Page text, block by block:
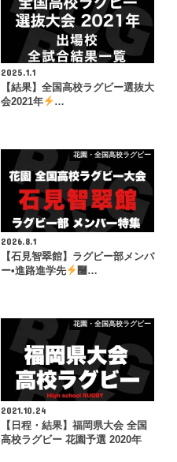
2025.1.1
【結果】全国高校ラグビー選抜大
会2021年
…
花園・全国高校ラグビー
2026.8.1
【石見智翠館】ラグビー部メンバ
ー•進路進学先
࿠…
花園・全国高校ラグビー
2021.10.24
【日程・結果】福岡県大会 全国
高校ラグビー 花園予選 2020年